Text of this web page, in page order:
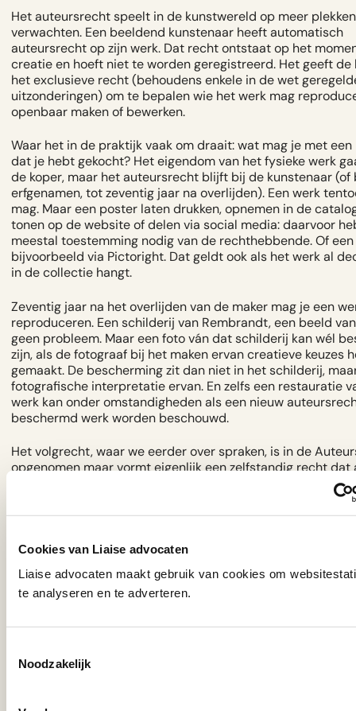
Cookies van Liaise advocaten
Liaise advocaten maakt gebruik van cookies om
te analyseren en te adverteren.
Noodzakelijk
Het auteursrecht speelt in de kunstwereld op meer
verwachten. Een beeldend kunstenaar heeft automatisch
auteursrecht op zijn werk. Dat recht ontstaat op het
creatie en hoeft niet te worden geregistreerd. Het geeft de
het exclusieve recht (behoudens enkele in de wet
uitzonderingen) om te bepalen wie het werk mag
openbaar maken of bewerken.
Waar het in de praktijk vaak om draait: wat mag je met
dat je hebt gekocht? Het eigendom van het fysieke werk
de koper, maar het auteursrecht blijft bij de kunstenaar (of
erfgenamen, tot zeventig jaar na overlijden). Een werk
mag. Maar een poster laten drukken, opnemen in de
tonen op de website of delen via social media: daarvoor
meestal toestemming nodig van de rechthebbende. Of
bijvoorbeeld via Pictoright. Dat geldt ook als het werk al
in de collectie hangt.
Zeventig jaar na het overlijden van de maker mag je een
reproduceren. Een schilderij van Rembrandt, een beeld
geen probleem. Maar een foto ván dat schilderij kan wél
zijn, als de fotograaf bij het maken ervan creatieve keuzes
gemaakt. De bescherming zit dan niet in het schilderij,
fotografische interpretatie ervan. En zelfs een restauratie
werk kan onder omstandigheden als een nieuw
beschermd werk worden beschouwd.
Het volgrecht, waar we eerder over spraken, is in de
opgenomen maar vormt eigenlijk een zelfstandig recht dat
auteursrecht is gekoppeld. Het laat zien hoe het
kunstwereld een eigen kleur krijgt die afwijkt van de
andere sectoren.
Meer over auteursrecht →
Voor wie werkt Jaap?
kunstwereld. Een greep uit zijn praktijk: